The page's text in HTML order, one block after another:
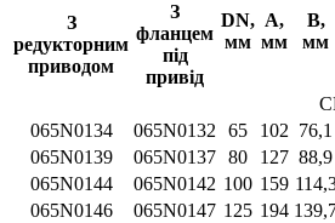
DN,
мм
А,
мм
В,
мм
З
редукторним
приводом
З
фланцем
під
привід
065N0134
065N0132 65 102 76,1
065N0139
065N0137 80 127 88,9
065N0144
065N0142 100 159
065N0146
065N0147 125 194